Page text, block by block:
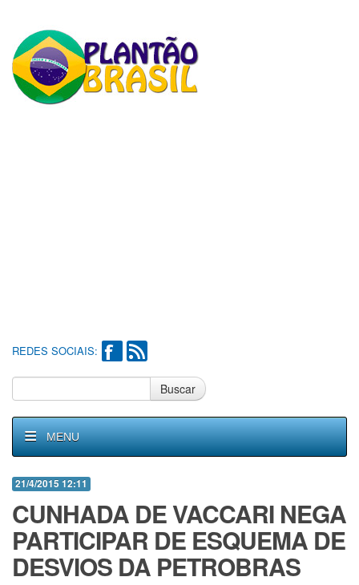
REDES SOCIAIS:
Buscar
MENU
21/4/2015 12:11
CUNHADA DE VACCARI NEGA
PARTICIPAR DE ESQUEMA DE
DESVIOS DA PETROBRAS